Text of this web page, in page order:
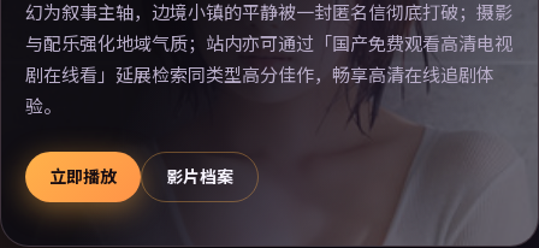
幻为叙事主轴，边境小镇的平静被一封匿名信彻底打破；摄影
与配乐强化地域气质；站内亦可通过「国产免费观看高清电视
剧在线看」延展检索同类型高分佳作，畅享高清在线追剧体
验。
立即播放 影片档案